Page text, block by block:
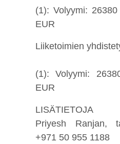
(1): Volyymi:
EUR
Liiketoimien
(1): Volyymi:
EUR
LISÄTIETOJA
Priyesh Ranjan,
+971 50 955 1188